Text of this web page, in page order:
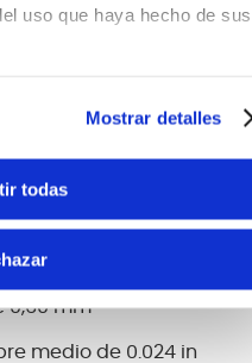
uso que haya hecho de sus
Mostrar detalles
todas
Premium Signature
de nailon moldeado
caja de colección
moldeadas a medida.
moteado
0,60 mm
medio de 0.024 in